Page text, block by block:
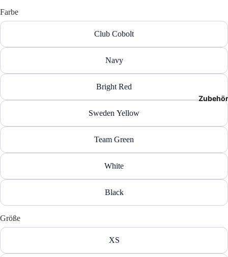
Hosen
Shorts
Zubehör
Farbe
Club Cobolt
Navy
Bright Red
Sweden Yellow
Team Green
White
Black
Größe
XS